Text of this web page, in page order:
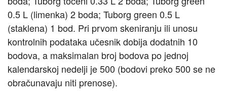
0.5 L (limenka) 2 boda; Tuborg green 0.5 L
(staklena) 1 bod. Pri prvom skeniranju ili unosu
kontrolnih podataka učesnik dobija dodatnih 10
bodova, a maksimalan broj bodova po jednoj
kalendarskoj nedelji je 500 (bodovi preko 500 se ne
obračunavaju niti prenose).